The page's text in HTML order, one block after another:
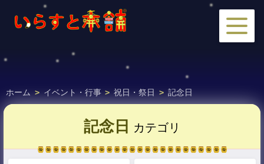
ホーム > イベント・行事 > 祝日・祭日 > 記念日
記念日 カテゴリ